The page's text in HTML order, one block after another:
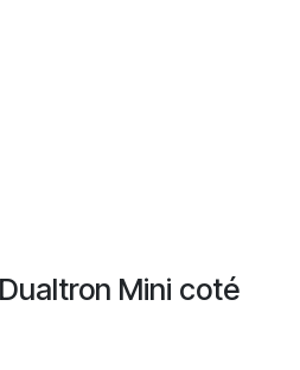
Mini coté